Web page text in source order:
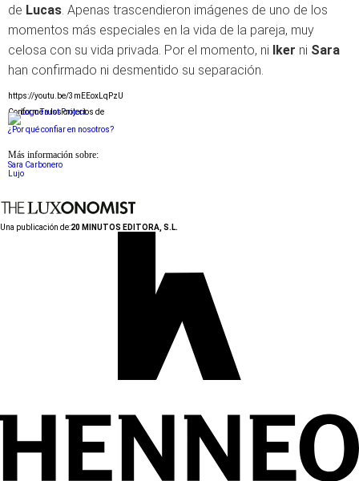
de Lucas. Apenas trascendieron imágenes de uno de los
momentos más especiales en la vida de la pareja, muy
celosa con su vida privada. Por el momento, ni Iker ni Sara
han confirmado ni desmentido su separación.
https://youtu.be/3mEEoxLqPzU
Conforme a los criterios de
¿Por qué confiar en nosotros?
Más información sobre:
Sara Carbonero
Lujo
Una publicación de:20 MINUTOS EDITORA, S.L.